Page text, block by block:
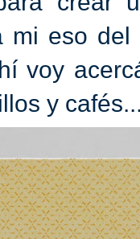
mi eso
voy
y